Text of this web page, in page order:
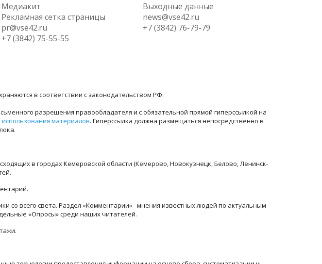
Медиакит
Рекламная сетка страницы
pr@vse42.ru
+7 (3842) 75-55-55
Выходные данные
news@vse42.ru
+7 (3842) 76-79-79
в соответствии с законодательством РФ.
разрешения правообладателя и с обязательной прямой гиперссылкой на
материалов. Гиперссылка должна размещаться непосредственно в
в городах Кемеровской области (Кемерово, Новокузнецк, Белово, Ленинск-
всего света. Раздел «Комментарии» - мнения известных людей по актуальным
«Опросы» среди наших читателей.